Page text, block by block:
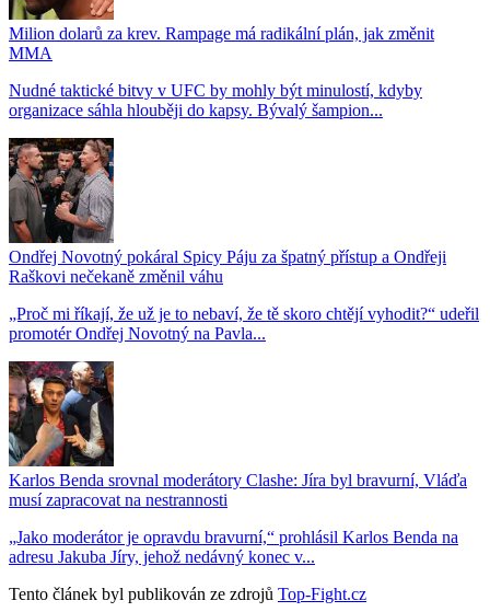
Milion dolarů za krev. Rampage má radikální plán, jak změnit
MMA
Nudné taktické bitvy v UFC by mohly být minulostí, kdyby
organizace sáhla hlouběji do kapsy. Bývalý šampion...
Ondřej Novotný pokáral Spicy Páju za špatný přístup a Ondřeji
Raškovi nečekaně změnil váhu
„Proč mi říkají, že už je to nebaví, že tě skoro chtějí vyhodit?“ udeřil
promotér Ondřej Novotný na Pavla...
Karlos Benda srovnal moderátory Clashe: Jíra byl bravurní, Vláďa
musí zapracovat na nestrannosti
„Jako moderátor je opravdu bravurní,“ prohlásil Karlos Benda na
adresu Jakuba Jíry, jehož nedávný konec v...
Tento článek byl publikován ze zdrojů Top-Fight.cz